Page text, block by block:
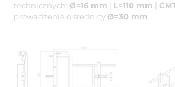
technicznych: Ø=16 mm | L=110 mm |
prowadzenia o średnicyØ=30 mm